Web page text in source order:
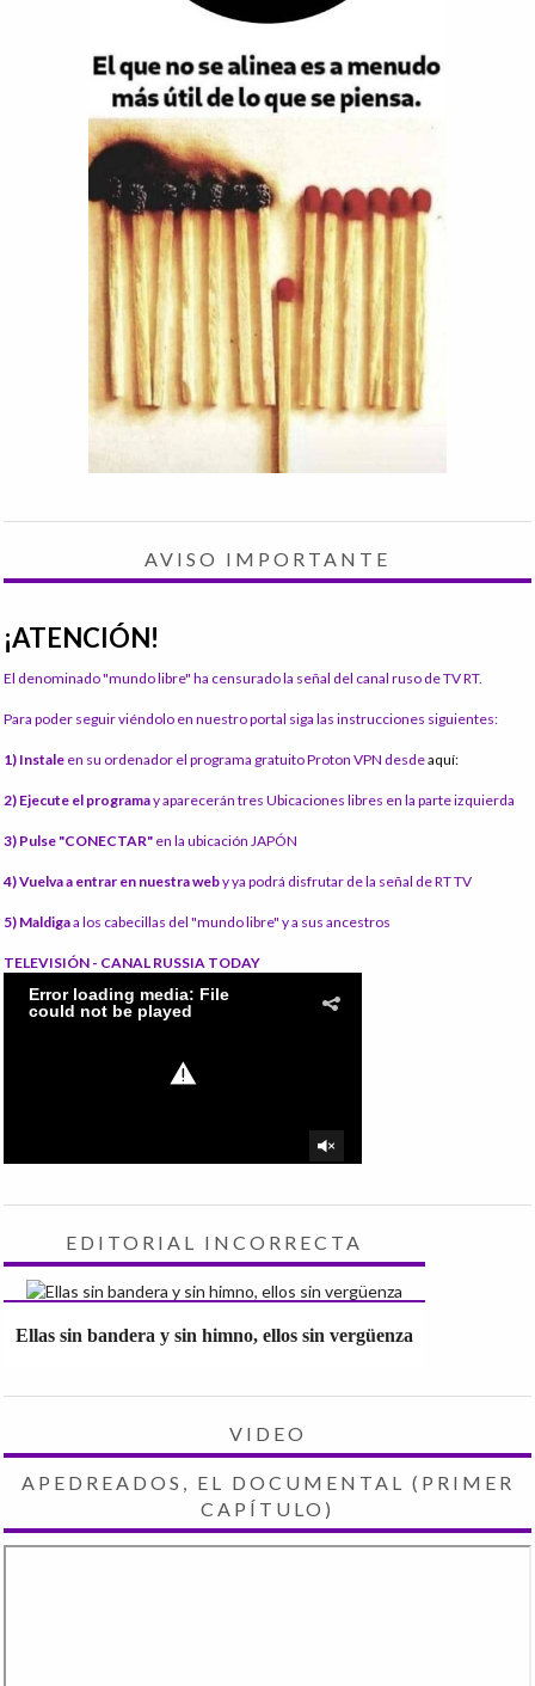
AVISO IMPORTANTE
¡ATENCIÓN!
El denominado "mundo libre" ha censurado la señal del canal ruso de TV RT.
Para poder seguir viéndolo en nuestro portal siga las instrucciones siguientes:
1) Instale en su ordenador el programa gratuito Proton VPN desdeaquí:
2) Ejecute el programay aparecerán tres Ubicaciones libres en la parte izquierda
3) Pulse "CONECTAR" en la ubicación JAPÓN
4) Vuelva a entrar en nuestra weby ya podrá disfrutar de la señal de RT TV
5) Maldigaa los cabecillas del "mundo libre" y a sus ancestros
TELEVISIÓN - CANAL RUSSIA TODAY
EDITORIAL INCORRECTA
Ellas sin bandera y sin himno, ellos sin vergüenza
VIDEO
APEDREADOS, EL DOCUMENTAL (PRIMER
CAPÍTULO)